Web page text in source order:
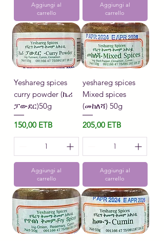
Aggiungi al
carrello
Aggiungi al
carrello
Yeshareg spices
curry powder (ኬሪ
ፓውደር)50g
Prezzo
150,00 ETB
Aggiungi al
carrello
yeshareg spices
Mixed spices
(መከለሻ) 50g
Prezzo
205,00 ETB
Aggiungi al
carrello